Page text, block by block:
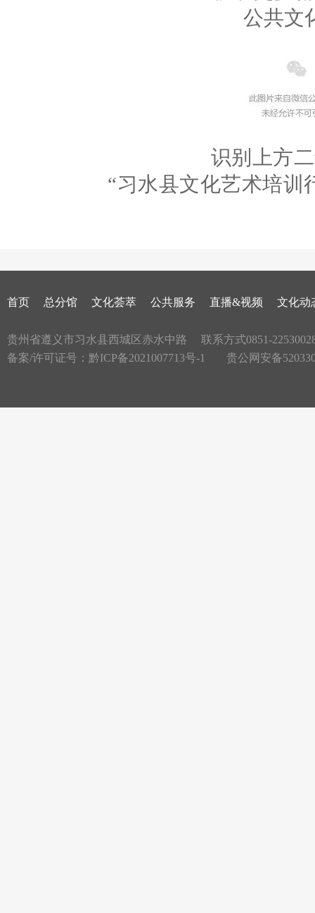
公共文
识别上方
“习水县文化艺术培训
首页 总分馆 文化荟萃 公共服务 直播&视频 文化动
贵州省遵义市习水县西城区赤水中路
联系方式0851-
备案/许可证号： 黔ICP备2021007713号-1 贵公网安备